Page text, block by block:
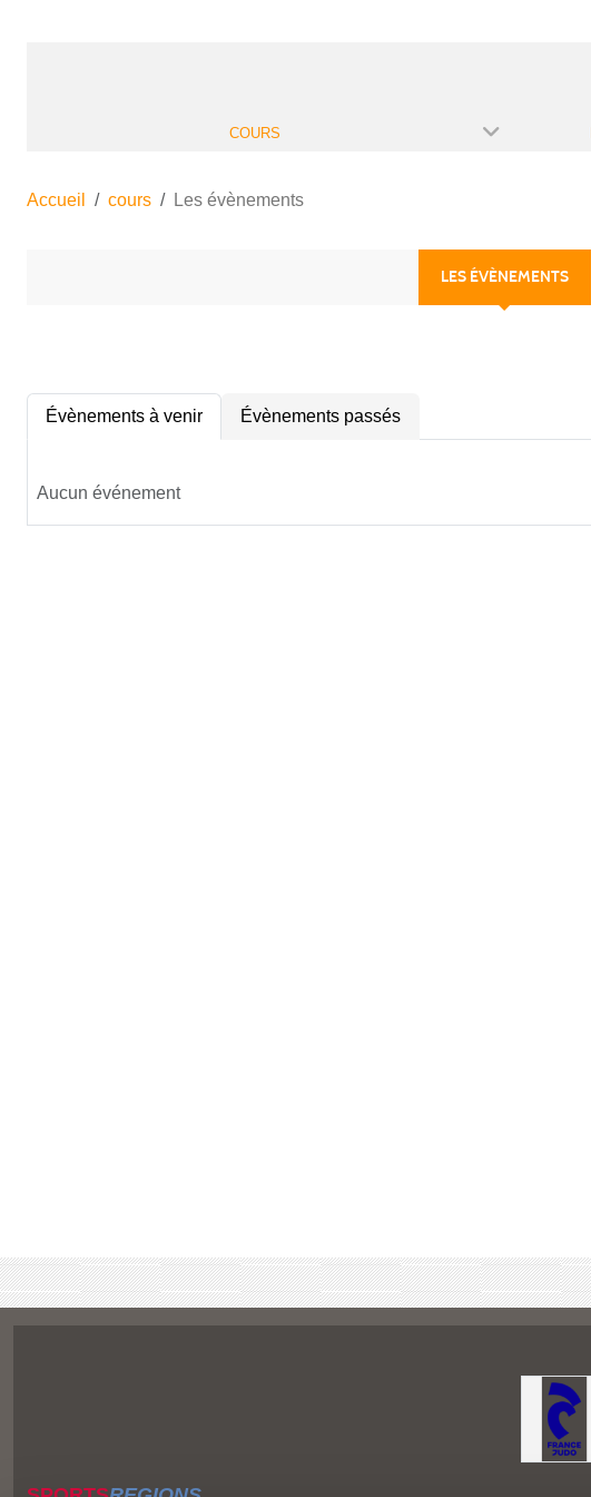
COURS
Accueil cours Les évènements
LES ÉVÈNEMENTS
Évènements à venir Évènements passés
Aucun événement